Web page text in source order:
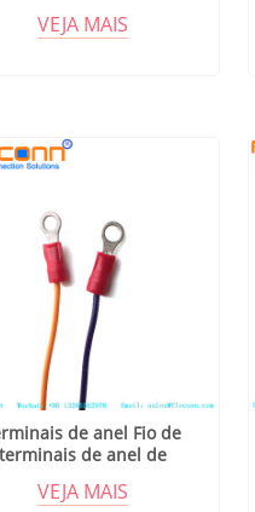
VEJA MAIS
de anel Fio de
terminais de anel de
VEJA MAIS